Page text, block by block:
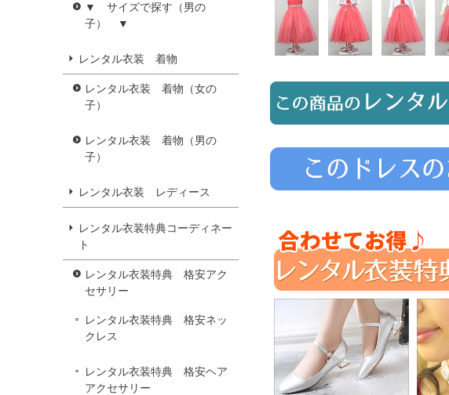
▼ サイズで探す（男の
子） ▼
レンタル衣装 着物
レンタル衣装 着物（女の
子）
レンタル衣装 着物（男の
子）
レンタル衣装 レディース
レンタル衣装特典コーディネー
ト
レンタル衣装特典 格安アク
セサリー
レンタル衣装特典 格安ネッ
クレス
レンタル衣装特典 格安ヘア
アクセサリー